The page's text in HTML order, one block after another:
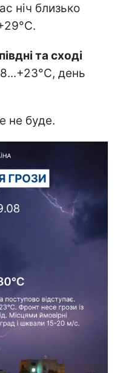
ніч близько
та сході
день
не буде.